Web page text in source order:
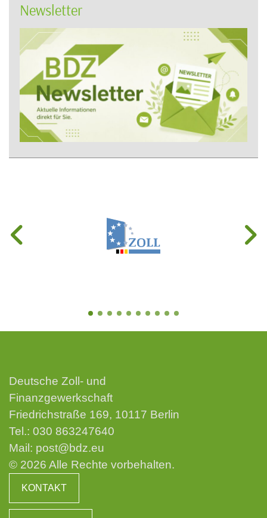
Newsletter
Deutsche Zoll- und
Finanzgewerkschaft
Friedrichstraße 169, 10117 Berlin
Tel.: 030 863247640
Mail: post@bdz.eu
© 2026 Alle Rechte vorbehalten.
KONTAKT